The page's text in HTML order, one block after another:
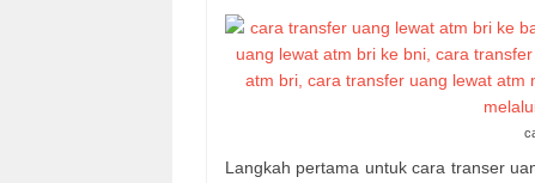
Langkah pertama untuk cara transer